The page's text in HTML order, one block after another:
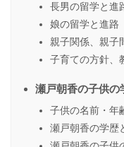
長男の留学と進
娘の留学と進路
親子関係、親子
子育ての方針、
瀬戸朝香の子供の
子供の名前・年
瀬戸朝香の学歴